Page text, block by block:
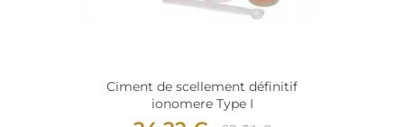
Ciment de scellement définitif
ionomere Type I